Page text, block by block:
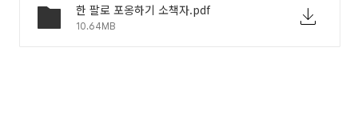
한 팔로 포옹하기 소책자.pdf
10.64MB